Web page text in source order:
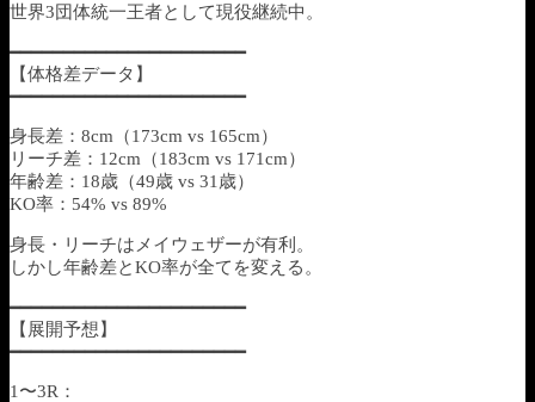
世界3団体統一王者として現役継続中。
━━━━━━━━━━━━━━━━━━━━━━
【体格差データ】
━━━━━━━━━━━━━━━━━━━━━━
身長差：8cm（173cm vs 165cm）
リーチ差：12cm（183cm vs 171cm）
年齢差：18歳（49歳 vs 31歳）
KO率：54% vs 89%
身長・リーチはメイウェザーが有利。
しかし年齢差とKO率が全てを変える。
━━━━━━━━━━━━━━━━━━━━━━
【展開予想】
━━━━━━━━━━━━━━━━━━━━━━
1〜3R：